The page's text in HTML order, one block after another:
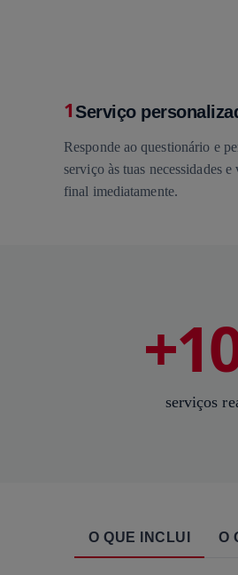
1Serviço
Responde ao questionário e
serviço às tuas necessidades e
final imediatamente.
serviços
O QUE INCLUI O